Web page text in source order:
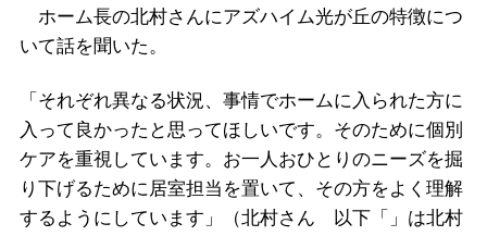
ホーム長の北村さんにアズハイム光が丘の特徴につ
いて話を聞いた。
「それぞれ異なる状況、事情でホームに入られた方に
入って良かったと思ってほしいです。そのために個別
ケアを重視しています。お一人おひとりのニーズを掘
り下げるために居室担当を置いて、その方をよく理解
するようにしています」（北村さん 以下「」は北村